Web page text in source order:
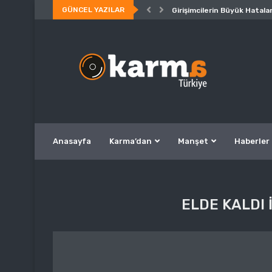
GÜNCEL YAZILAR Girişimcilerin Büyük
Anasayfa Karma’dan Manşet Haberler
ELDE KALDI